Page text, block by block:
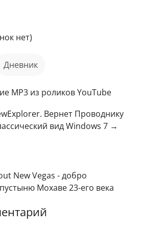
нет)
дневник
MP3 из роликов YouTube
Вернет Проводнику
вид Windows 7 →
New Vegas - добро
Мохаве 23-его века